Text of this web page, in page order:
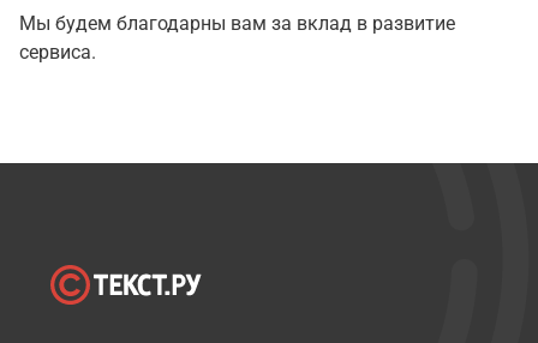
Мы будем благодарны вам за вклад в развитие
сервиса.